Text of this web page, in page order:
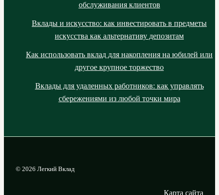
обслуживания клиентов
Вклады и искусство: как инвестировать в предметы
искусства как альтернативу депозитам
Как использовать вклад для накопления на юбилей или
другое крупное торжество
Вклады для удаленных работников: как управлять
сбережениями из любой точки мира
© 2026 Легкий Вклад
Карта сайта